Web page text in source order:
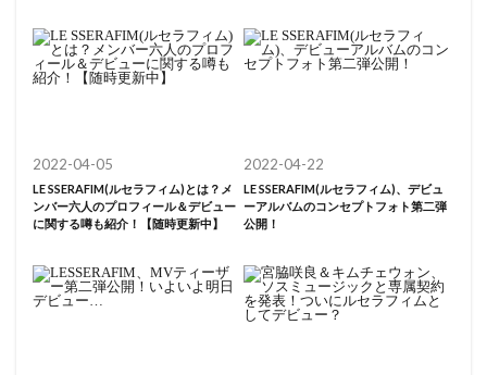
2022-04-05
LE SSERAFIM(ルセラフィム)とは？メ
ンバー六人のプロフィール＆デビュー
に関する噂も紹介！【随時更新中】
2022-04-22
LE SSERAFIM(ルセラフィム)、デビュ
ーアルバムのコンセプトフォト第二弾
公開！